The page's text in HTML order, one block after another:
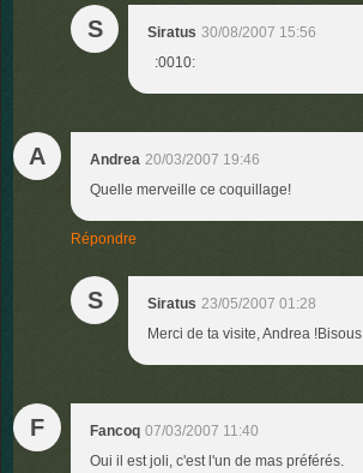
S Siratus 30/08/2007 15:56
:0010:
A Andrea 20/03/2007 19:46
Quelle merveille ce coquillage!
Répondre
S Siratus 23/05/2007 01:28
Merci de ta visite, Andrea !Bisous
F Fancoq 07/03/2007 11:40
Oui il est joli, c'est l'un de mas préférés.